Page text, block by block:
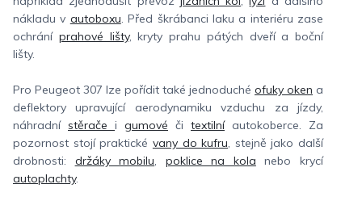
nákladu v autoboxu. Před škrábanci laku a interiéru zase
ochrání prahové lišty, kryty prahu pátých dveří a boční
lišty.
Pro Peugeot 307 lze pořídit také jednoduché ofuky oken a
deflektory upravující aerodynamiku vzduchu za jízdy,
náhradní stěrače i gumové či textilníautokoberce. Za
pozornost stojí praktické vany do kufru, stejně jako další
drobnosti: držáky mobilu, poklice na kola nebo krycí
autoplachty.